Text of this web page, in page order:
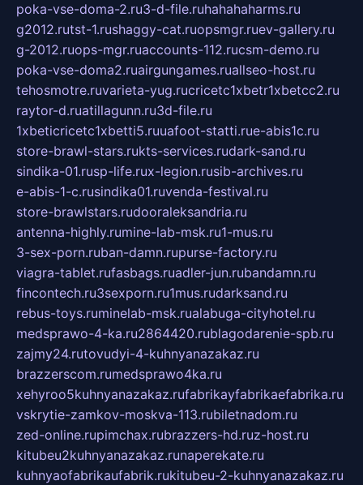
poka-vse-doma-2.ru3-d-file.ruhahahaharms.ru
g2012.rutst-1.rushaggy-cat.ruopsmgr.ruev-gallery.ru
g-2012.ruops-mgr.ruaccounts-112.rucsm-demo.ru
poka-vse-doma2.ruairgungames.ruallseo-host.ru
tehosmotre.ruvarieta-yug.rucricetc1xbetr1xbetcc2.ru
raytor-d.ruatillagunn.ru3d-file.ru
1xbeticricetc1xbetti5.ruuafoot-statti.rue-abis1c.ru
store-brawl-stars.rukts-services.rudark-sand.ru
sindika-01.rusp-life.rux-legion.rusib-archives.ru
e-abis-1-c.rusindika01.ruvenda-festival.ru
store-brawlstars.rudooraleksandria.ru
antenna-highly.rumine-lab-msk.ru1-mus.ru
3-sex-porn.ruban-damn.rupurse-factory.ru
viagra-tablet.rufasbags.ruadler-jun.rubandamn.ru
fincontech.ru3sexporn.ru1mus.rudarksand.ru
rebus-toys.ruminelab-msk.rualabuga-cityhotel.ru
medsprawo-4-ka.ru2864420.rublagodarenie-spb.ru
zajmy24.rutovudyi-4-kuhnyanazakaz.ru
brazzerscom.rumedsprawo4ka.ru
xehyroo5kuhnyanazakaz.rufabrikayfabrikaefabrika.ru
vskrytie-zamkov-moskva-113.rubiletnadom.ru
zed-online.rupimchax.rubrazzers-hd.ruz-host.ru
kitubeu2kuhnyanazakaz.runaperekate.ru
kuhnyaofabrikaufabrik.rukitubeu-2-kuhnyanazakaz.ru